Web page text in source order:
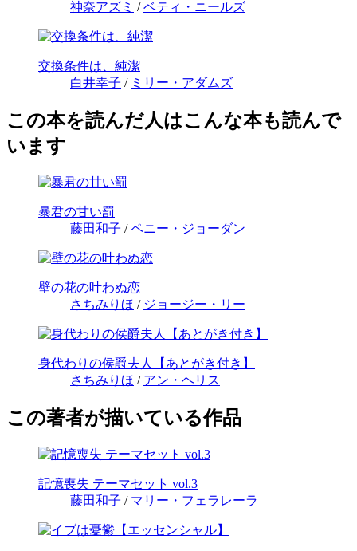
神奈アズミ /ベティ・ニールズ
交換条件は、純潔
白井幸子 / ミリー・アダムズ
この本を読んだ人はこんな本も読んで
います
暴君の甘い罰
藤田和子 /ペニー・ジョーダン
壁の花の叶わぬ恋
さちみりほ / ジョージー・リー
身代わりの侯爵夫人【あとがき付き】
さちみりほ / アン・ヘリス
この著者が描いている作品
記憶喪失 テーマセット vol.3
藤田和子 / マリー・フェラレーラ